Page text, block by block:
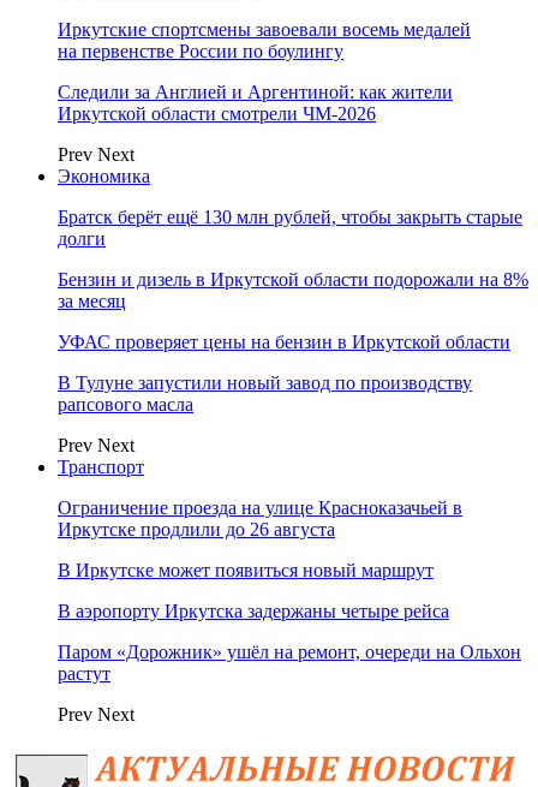
Иркутские спортсмены завоевали восемь медалей
на первенстве России по боулингу
Следили за Англией и Аргентиной: как жители
Иркутской области смотрели ЧМ-2026
Prev Next
Экономика
Братск берёт ещё 130 млн рублей, чтобы закрыть старые
долги
Бензин и дизель в Иркутской области подорожали на 8%
за месяц
УФАС проверяет цены на бензин в Иркутской области
В Тулуне запустили новый завод по производству
рапсового масла
Prev Next
Транспорт
Ограничение проезда на улице Красноказачьей в
Иркутске продлили до 26 августа
В Иркутске может появиться новый маршрут
В аэропорту Иркутска задержаны четыре рейса
Паром «Дорожник» ушёл на ремонт, очереди на Ольхон
растут
Prev Next